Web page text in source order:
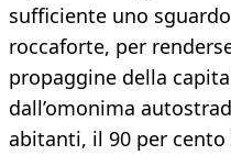
sufficiente uno
roccaforte, per
propaggine della
dall’omonima
abitanti, il 90 per